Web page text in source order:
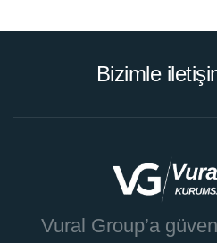
Bizimle
Vural Group’a